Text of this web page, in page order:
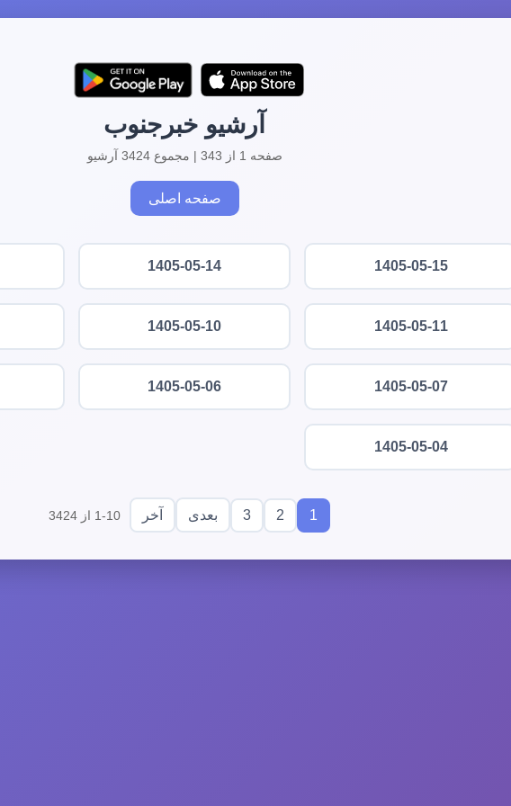
آرشیو خبرجنوب
صفحه 1 از 343 | مجموع 3424 آرشیو
صفحه اصلی
1405-05-15
1405-05-14
1405-05-11
1405-05-10
1405-05-07
1405-05-06
1405-05-04
1
2
3 بعدی آخر 1-10 از 3424